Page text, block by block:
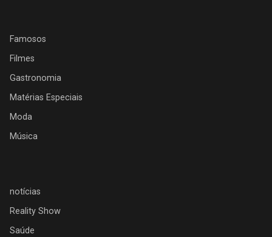
Famosos
Filmes
Gastronomia
Matérias Especiais
Moda
Música
notícias
Reality Show
Saúde